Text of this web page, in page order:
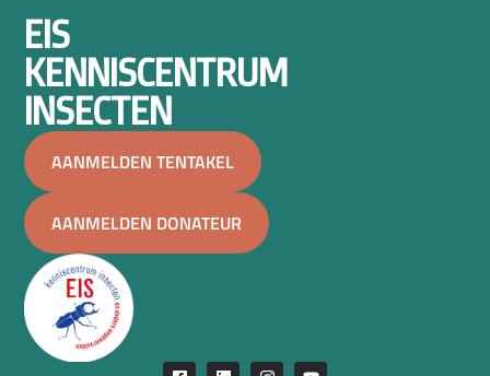
EIS
KENNISCENTRUM
INSECTEN
AANMELDEN TENTAKEL
AANMELDEN DONATEUR